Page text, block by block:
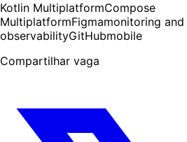
Kotlin MultiplatformCompose
MultiplatformFigmamonitoring and
observabilityGitHubmobile
Compartilhar vaga